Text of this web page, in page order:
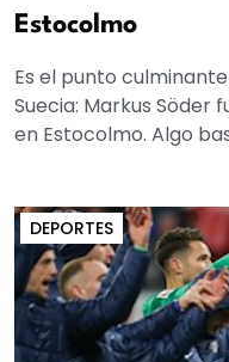
Estocolmo
Es el punto
Suecia: Markus Söder
en Estocolmo. Algo
DEPORTES